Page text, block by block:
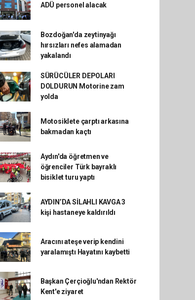
ADÜ personel alacak
Bozdoğan'da zeytinyağı
hırsızları nefes alamadan
yakalandı
SÜRÜCÜLER DEPOLARI
DOLDURUN Motorine zam
yolda
Motosiklete çarptı arkasına
bakmadan kaçtı
Aydın'da öğretmen ve
öğrenciler Türk bayraklı
bisiklet turu yaptı
AYDIN’DA SİLAHLI KAVGA 3
kişi hastaneye kaldırıldı
Aracını ateşe verip kendini
yaralamıştı Hayatını kaybetti
Başkan Çerçioğlu'ndan Rektör
Kent'e ziyaret